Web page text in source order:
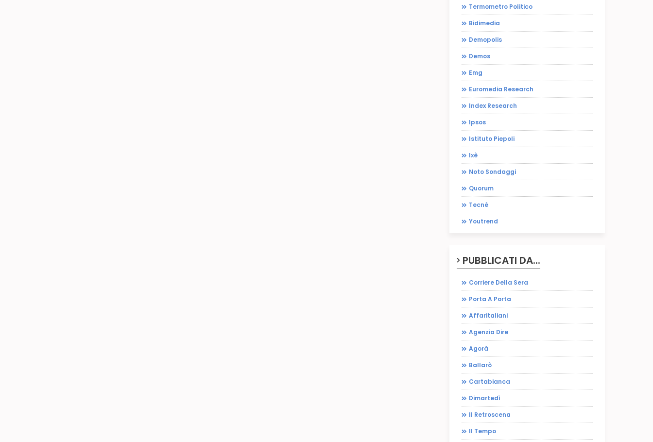
Termometro Politico
Bidimedia
Demopolis
Demos
Emg
Euromedia Research
Index Research
Ipsos
Istituto Piepoli
Ixè
Noto Sondaggi
Quorum
Tecnè
Youtrend
PUBBLICATI DA...
Corriere Della Sera
Porta A Porta
Affaritaliani
Agenzia Dire
Agorà
Ballarò
Cartabianca
Dimartedì
Il Retroscena
Il Tempo